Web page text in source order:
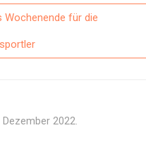
Wochenende für die
Dezember 2022.